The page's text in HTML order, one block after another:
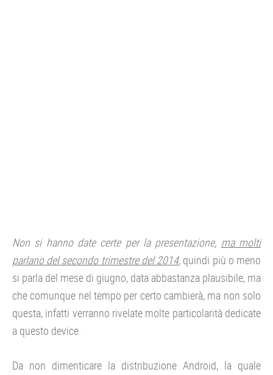
Non si hanno date certe per la presentazione, ma molti
parlano del secondo trimestre del 2014, quindi più o meno
si parla del mese di giugno, data abbastanza plausibile, ma
che comunque nel tempo per certo cambierà, ma non solo
questa, infatti verranno rivelate molte particolarità dedicate
a questo device.
Da non dimenticare la distribuzione Android, la quale